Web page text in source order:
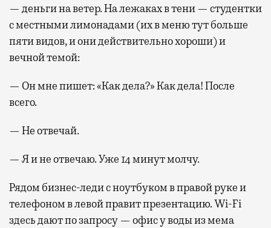
— деньги на ветер. На лежаках в тени — студентки
с местными лимонадами (их в меню тут больше
пяти видов, и они действительно хороши) и
вечной темой:
— Он мне пишет: «Как дела?» Как дела! После
всего.
— Не отвечай.
— Я и не отвечаю. Уже 14 минут молчу.
Рядом бизнес-леди с ноутбуком в правой руке и
телефоном в левой правит презентацию. Wi-Fi
здесь дают по запросу — офис у воды из мема